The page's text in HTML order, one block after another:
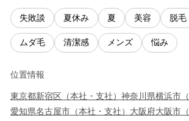
失敗談 夏休み 夏 美容 脱毛
ムダ毛 清潔感 メンズ 悩み
位置情報
東京都新宿区 （本社・支社 ） 神奈川県横浜市 （
愛知県名古屋市 （本社・支社 ） 大阪府大阪市 （